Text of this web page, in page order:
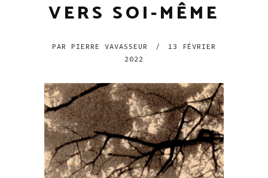
VERS SOI-MÊME
PAR PIERRE VAVASSEUR /
13 FÉVRIER
2022